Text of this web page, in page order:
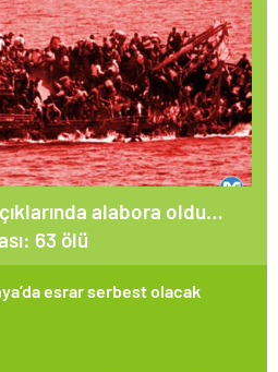
alabora oldu…
63 ölü
esrar serbest olacak